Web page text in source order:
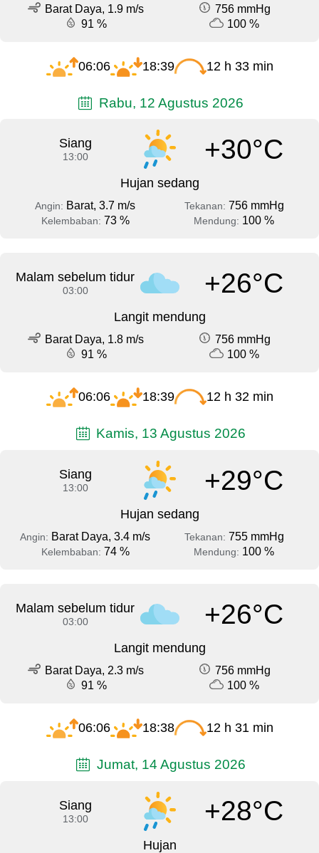
Barat Daya, 1.9 m/s
756 mmHg
91 %
100 %
06:06 18:39 12 h 33 min
Rabu, 12 Agustus 2026
Siang
13:00 +30°C
Hujan sedang
Angin: Barat, 3.7 m/s Tekanan: 756 mmHg
Kelembaban: 73 % Mendung: 100 %
Malam sebelum tidur
03:00 +26°C
Langit mendung
Barat Daya, 1.8 m/s
756 mmHg
91 %
100 %
06:06 18:39 12 h 32 min
Kamis, 13 Agustus 2026
Siang
13:00 +29°C
Hujan sedang
Angin: Barat Daya, 3.4 m/s Tekanan: 755 mmHg
Kelembaban: 74 % Mendung: 100 %
Malam sebelum tidur
03:00 +26°C
Langit mendung
Barat Daya, 2.3 m/s
756 mmHg
91 %
100 %
06:06 18:38 12 h 31 min
Jumat, 14 Agustus 2026
Siang
13:00 +28°C
Hujan